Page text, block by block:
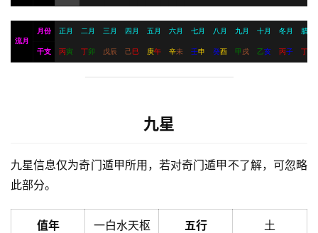
流月
月份 正月 二月 三月 四月 五月 六月 七月 八月 九月 十月 冬月 腊月
干支 丙寅 丁卯 戊辰 己巳 庚午 辛未 壬申 癸酉 甲 戌 乙亥 丙子 丁
九星
九星信息仅为奇门遁甲所用，若对奇门遁甲不了解，可忽略
此部分。
值年 一白水天枢 五行 土